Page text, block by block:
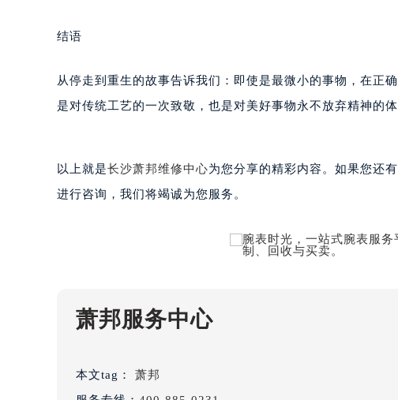
吉林省梅河口市新华街道梅河大街萧邦售后
吉林省延边市延吉市解放路萧邦售后服务中
辽宁省丹东市振兴区七经街萧邦售后服务中
辽宁省葫芦岛市连山区中央路萧邦售后服务
辽宁省盘锦市兴隆台区石油大街萧邦售后服
结语
从停走到重生的故事告诉我们：即使是最微小的事物，在正
是对传统工艺的一次致敬，也是对美好事物永不放弃精神的体
以上就是长沙萧邦维修中心为您分享的精彩内容。如果您还
进行咨询，我们将竭诚为您服务。
萧邦服务中心
本文tag： 萧邦